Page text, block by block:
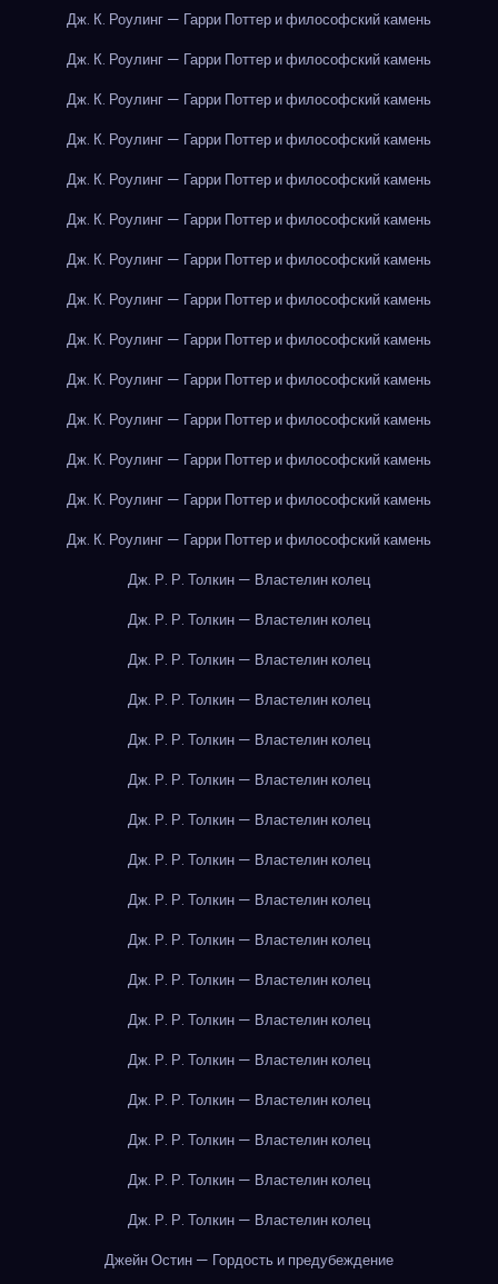
Дж. К. Роулинг — Гарри Поттер и философский камень
Дж. К. Роулинг — Гарри Поттер и философский камень
Дж. К. Роулинг — Гарри Поттер и философский камень
Дж. К. Роулинг — Гарри Поттер и философский камень
Дж. К. Роулинг — Гарри Поттер и философский камень
Дж. К. Роулинг — Гарри Поттер и философский камень
Дж. К. Роулинг — Гарри Поттер и философский камень
Дж. К. Роулинг — Гарри Поттер и философский камень
Дж. К. Роулинг — Гарри Поттер и философский камень
Дж. К. Роулинг — Гарри Поттер и философский камень
Дж. К. Роулинг — Гарри Поттер и философский камень
Дж. К. Роулинг — Гарри Поттер и философский камень
Дж. К. Роулинг — Гарри Поттер и философский камень
Дж. К. Роулинг — Гарри Поттер и философский камень
Дж. Р. Р. Толкин — Властелин колец
Дж. Р. Р. Толкин — Властелин колец
Дж. Р. Р. Толкин — Властелин колец
Дж. Р. Р. Толкин — Властелин колец
Дж. Р. Р. Толкин — Властелин колец
Дж. Р. Р. Толкин — Властелин колец
Дж. Р. Р. Толкин — Властелин колец
Дж. Р. Р. Толкин — Властелин колец
Дж. Р. Р. Толкин — Властелин колец
Дж. Р. Р. Толкин — Властелин колец
Дж. Р. Р. Толкин — Властелин колец
Дж. Р. Р. Толкин — Властелин колец
Дж. Р. Р. Толкин — Властелин колец
Дж. Р. Р. Толкин — Властелин колец
Дж. Р. Р. Толкин — Властелин колец
Дж. Р. Р. Толкин — Властелин колец
Дж. Р. Р. Толкин — Властелин колец
Джейн Остин — Гордость и предубеждение